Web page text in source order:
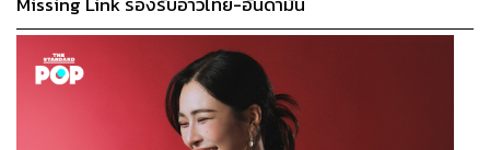
โนว์ลส์ในชุดของ Iris Van Herpen